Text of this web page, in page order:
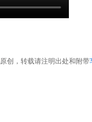
原创，转载请注明出处和附带